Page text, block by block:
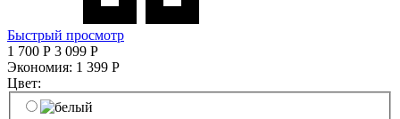
Быстрый просмотр
1 700 Р 3 099 Р
Экономия: 1 399 Р
Цвет: